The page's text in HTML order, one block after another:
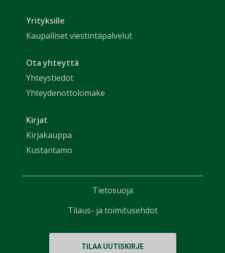
Yrityksille
Kaupalliset viestintäpalvelut
Ota yhteyttä
Yhteystiedot
Yhteydenottolomake
Kirjat
Kirjakauppa
Kustantamo
TILAA UUTISKIRJE
Tietosuoja
Tilaus- ja toimitusehdot